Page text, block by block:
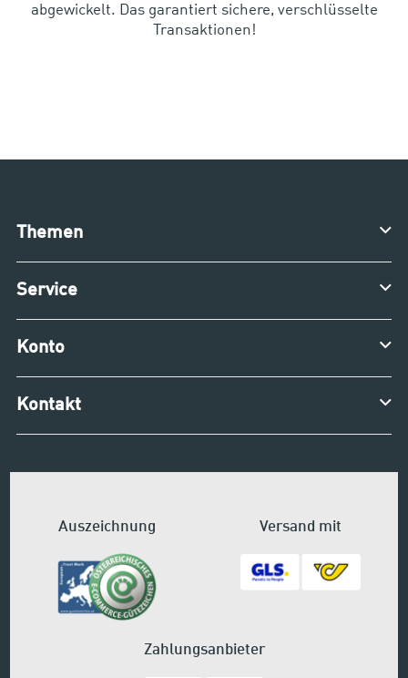
abgewickelt. Das garantiert sichere, verschlüsselte
Transaktionen!
Themen
Service
Konto
Kontakt
Auszeichnung Versand mit
Zahlungsanbieter